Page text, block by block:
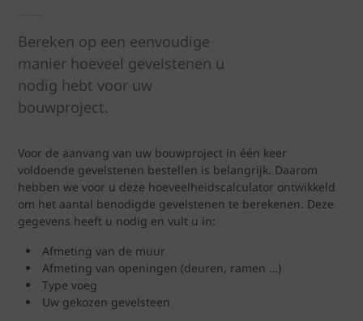
Bereken op een eenvoudige
manier hoeveel gevelstenen u
nodig hebt voor uw
bouwproject.
Voor de aanvang van uw bouwproject in één keer
voldoende gevelstenen bestellen is belangrijk. Daarom
hebben we voor u deze hoeveelheidscalculator ontwikkeld
om het aantal benodigde gevelstenen te berekenen. Deze
gegevens heeft u nodig en vult u in:
Afmeting van de muur
Afmeting van openingen (deuren, ramen …)
Type voeg
Uw gekozen gevelsteen